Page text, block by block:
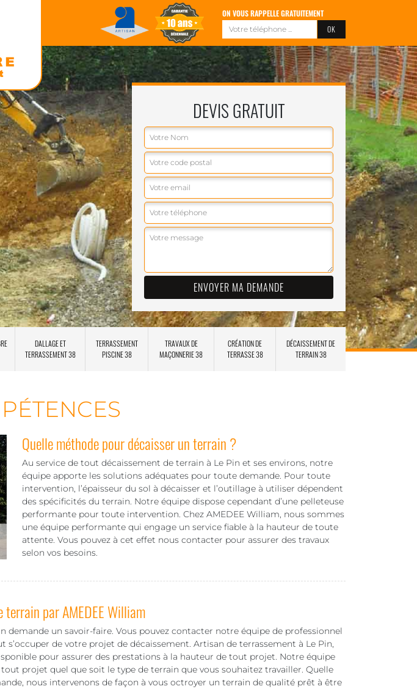
ON VOUS RAPPELLE GRATUITEMENT
DEVIS GRATUIT
DALLAGE ET
TERRASSEMENT 38
TERRASSEMENT
PISCINE 38
TRAVAUX DE
MAÇONNERIE 38
CRÉATION DE
TERRASSE 38
DÉCAISSEMENT DE
TERRAIN 38
Quelle méthode pour décaisser un terrain ?
Au service de tout décaissement de terrain à Le Pin et ses environs, notre
équipe apporte les solutions adéquates pour toute demande. Pour toute
intervention, l’épaisseur du sol à décaisser et l’outillage à utiliser dépendent
des spécificités du terrain. Notre équipe dispose cependant d’une pelleteuse
performante pour toute intervention. Chez AMEDEE William, nous sommes
une équipe performante qui engage un service fiable à la hauteur de toute
attente. Vous pouvez à cet effet nous contacter pour assurer des travaux
selon vos besoins.
terrain par AMEDEE William
demande un savoir-faire. Vous pouvez contacter notre équipe de professionnel
s’occuper de votre projet de décaissement. Artisan de terrassement à Le Pin,
pour assurer des prestations à la hauteur de tout projet. Notre équipe
projet quel que soit le type de terrain que vous souhaitez travailler. Quelle
nous intervenons de façon à vous octroyer un terrain de qualité prêt à être